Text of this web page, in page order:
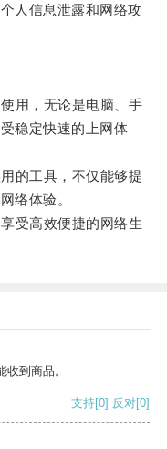
人信息泄露和网络攻
用，无论是电脑、手
稳定快速的上网体
的工具，不仅能够提
络体验。
受高效便捷的网络生
到商品。
支持[0] 反对[0]